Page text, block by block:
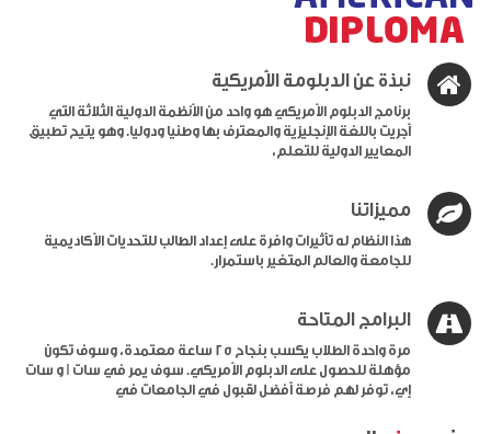
نبذة عن الدبلومة الأمريكية
برنامج الدبلوم الأمريكي هو واحد من الأنظمة الدولية الثلاثة التي
أجريت باللغة الإنجليزية والمعترف بها وطنيا ودوليا. وهو يتيح تطبيق
المعايير الدولية للتعلم،
مميزاتنا
هذا النظام له تأثيرات وافرة على إعداد الطالب للتحديات الأكاديمية
للجامعة والعالم المتغير باستمرار.
البرامج المتاحة
مرة واحدة الطلاب يكسب بنجاح 25 ساعة معتمدة، وسوف تكون
مؤهلة للحصول على الدبلوم الأمريكي. سوف يمر في سات I و سات
إي، توفر لهم فرصة أفضل لقبول في الجامعات في